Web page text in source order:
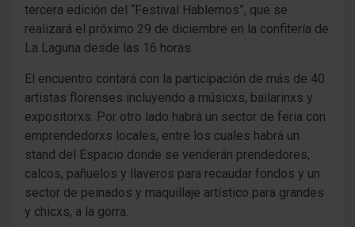
tercera edición del “Festival Hablemos”, que se
realizará el próximo 29 de diciembre en la confitería de
La Laguna desde las 16 horas.
El encuentro contará con la participación de más de 40
artistas florenses incluyendo a músicxs, bailarinxs y
expositorxs. Por otro lado habrá un sector de feria con
emprendedorxs locales, entre los cuales habrá un
stand del Espacio donde se venderán prendedores,
calcos, pañuelos y llaveros para recaudar fondos y un
sector de peinados y maquillaje artístico para grandes
y chicxs, a la gorra.